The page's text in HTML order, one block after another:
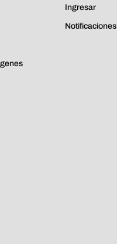
Ingresar
Notificaciones